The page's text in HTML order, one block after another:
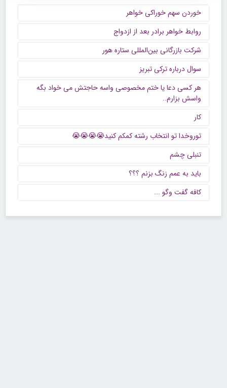
خوردن سهم خوراکی خواهر
روابط خواهر برادر بعد از ازدواج
شرکت بازرگانی بین‌المللی ستاره هور
سوال درباره ترکی تبریز
هر کسی دعا یا ختم مخصوصی واسه حاجتش می خواد بگه
واسش بزارم..
کار
توروخدا تو انتخاب رشته کمکم کنید😭😭😭😭
تنبلی چشم
باید به عمم زنگ بزنم ؟؟؟
كافه گفت وگو ...